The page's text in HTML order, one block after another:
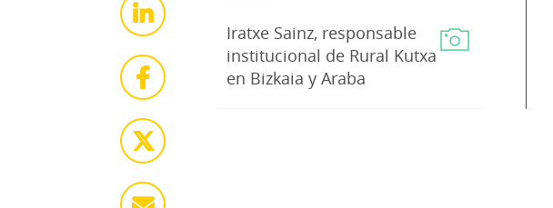
Iratxe Sainz, responsable
institucional de Rural Kutxa
en Bizkaia y Araba